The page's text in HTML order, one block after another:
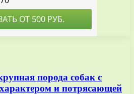
порода собак с
и потрясающей